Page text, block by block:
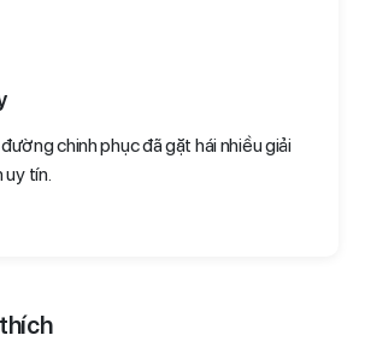
chinh phục đã gặt hái nhiều giải
tín.